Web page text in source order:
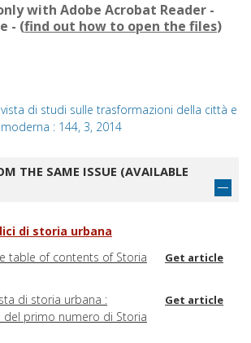
with Adobe Acrobat Reader -
- (find out how to open the files)
di studi sulle trasformazioni della città e
: 144, 3, 2014
THE SAME ISSUE (AVAILABLE
di storia urbana
table of contents of Storia
Get article
di storia urbana :
del primo numero di Storia
Get article